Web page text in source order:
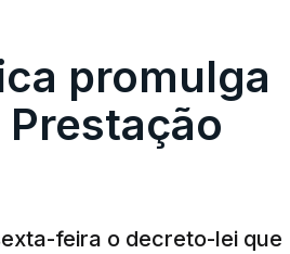
promulga
feira o decreto-lei que